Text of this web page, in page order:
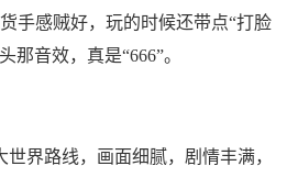
手感贼好，玩的时候还带点“打脸
音效，真是“666”。
界路线，画面细腻，剧情丰满，